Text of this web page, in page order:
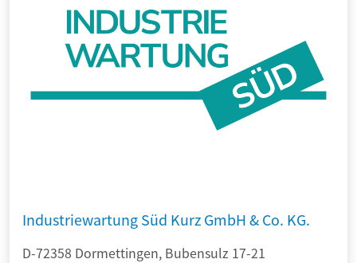
Industriewartung Süd Kurz GmbH & Co. KG.
D-72358 Dormettingen, Bubensulz 17-21